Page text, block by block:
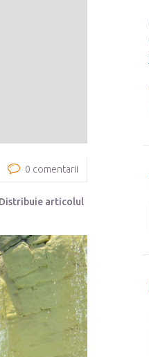
0 comentarii
Distribuie articolul